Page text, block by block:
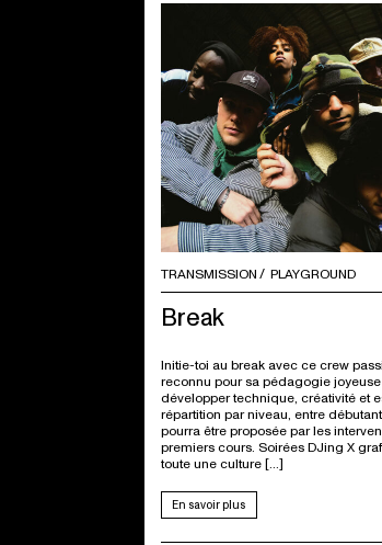
TRANSMISSION PLAYGROUND
Break
Initie-toi au break avec ce crew
reconnu pour sa pédagogie
développer technique, créativité et
répartition par niveau, entre
pourra être proposée par les
premiers cours. Soirées DJing X
toute une culture […]
En savoir plus